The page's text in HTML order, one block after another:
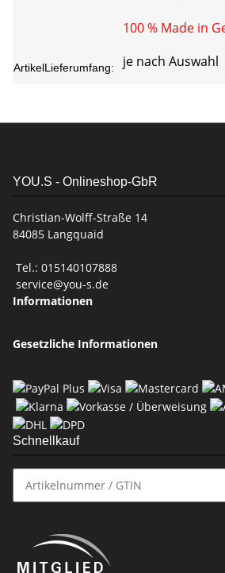
100 % Made in
ArtikelLieferumfang: je nach Auswahl
YOU.S - Onlineshop-GbR
Christian-Wolff-Straße 14
84085 Langquaid
Tel.: 015140107888
service@you-s.de
Informationen
Gesetzliche Informationen
Schnellkauf